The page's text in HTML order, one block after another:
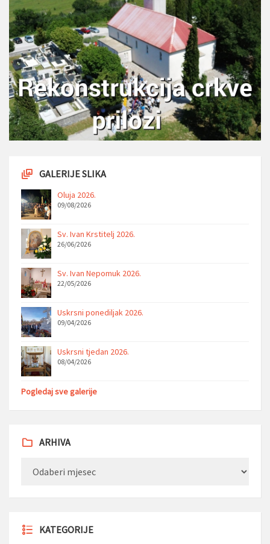
GALERIJE SLIKA
Oluja 2026.
09/08/2026
Sv. Ivan Krstitelj 2026.
26/06/2026
Sv. Ivan Nepomuk 2026.
22/05/2026
Uskrsni ponediljak 2026.
09/04/2026
Uskrsni tjedan 2026.
08/04/2026
Pogledaj sve galerije
ARHIVA
KATEGORIJE